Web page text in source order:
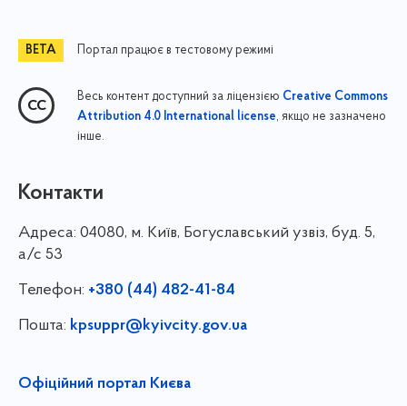
Портал працює в тестовому режимі
Весь контент доступний за ліцензією Creative Commons
Attribution 4.0 International license, якщо не зазначено
інше.
Контакти
Адреса: 04080, м. Київ, Богуславський узвіз, буд. 5,
а/с 53
Телефон: +380 (44) 482-41-84
Пошта: kpsuppr@kyivcity.gov.ua
Офіційний портал Києва